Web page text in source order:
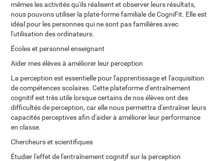
mêmes les activités qu'ils réalisent et observer leurs résultats,
nous pouvons utiliser la plate-forme familiale de CogniFit. Elle est
idéal pour les personnes qui ne sont pas familières avec
l'utilisation des ordinateurs.
Écoles et personnel enseignant
Aider mes élèves à améliorer leur perception
La perception est essentielle pour l'apprentissage et l'acquisition
de compétences scolaires. Cette plateforme d'entraînement
cognitif est très utile lorsque certains de nos élèves ont des
difficultés de perception, car elle nous permettra d'entraîner leurs
capacités perceptives afin d'aider à améliorer leur performance
en classe.
Chercheurs et scientifiques
Étudier l'effet de l'entraînement cognitif sur la perception